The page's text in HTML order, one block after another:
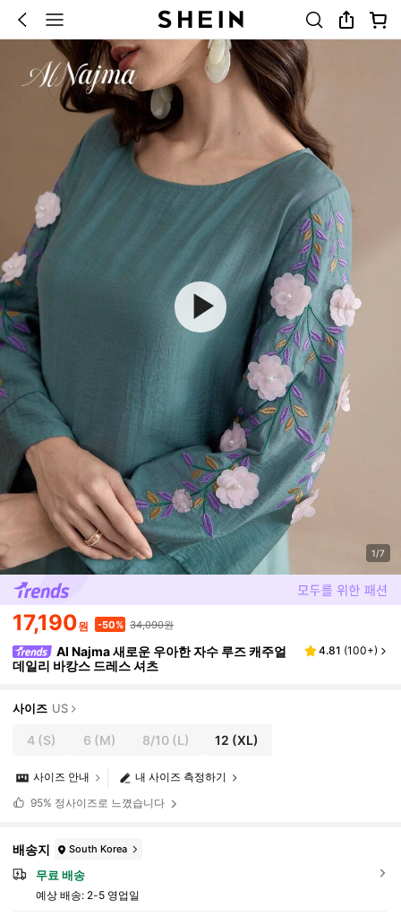
1/7
17,190원 -50% 34,090원
Al Najma 새로운 우아한 자수 루즈 캐주얼
데일리 바캉스 드레스 셔츠
4.81 (100+)
사이즈 US
4 (S) 6 (M) 8/10(L) 12 (XL)
내 사이즈 측정하기
사이즈 안내
95% 정사이즈로 느꼈습니다
배송지 South Korea
무료 배송
예상 배송: 2-5 영업일